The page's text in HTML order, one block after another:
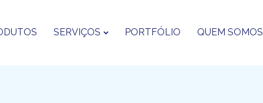
SERVIÇOS PORTFÓLIO QUEM SOMOS